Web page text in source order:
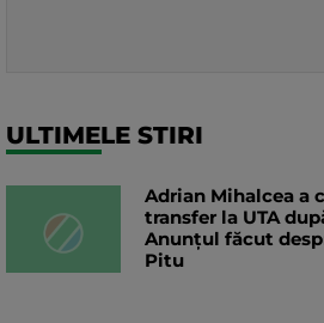
ULTIMELE STIRI
Adrian Mihalcea a
transfer la UTA
Anunțul făcut
Pitu